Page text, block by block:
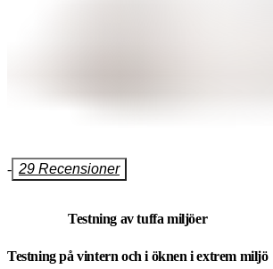
- 29 Recensioner
Testning av tuffa miljöer
Testning på vintern och i öknen i extrem miljö